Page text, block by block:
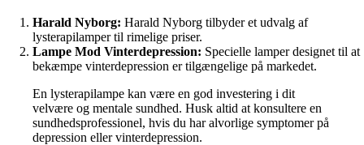
Harald Nyborg: Harald Nyborg tilbyder et udvalg af
lysterapilamper til rimelige priser.
Lampe Mod Vinterdepression: Specielle lamper designet til at
bekæmpe vinterdepression er tilgængelige på markedet.
En lysterapilampe kan være en god investering i dit
velvære og mentale sundhed. Husk altid at konsultere en
sundhedsprofessionel, hvis du har alvorlige symptomer på
depression eller vinterdepression.